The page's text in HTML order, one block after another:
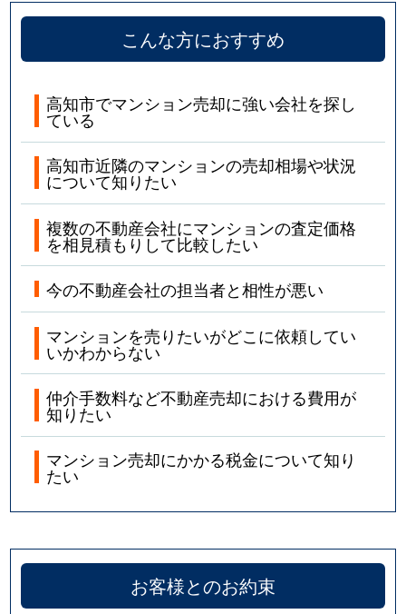
こんな方におすすめ
高知市でマンション売却に強い会社を探し
ている
高知市近隣のマンションの売却相場や状況
について知りたい
複数の不動産会社にマンションの査定価格
を相見積もりして比較したい
今の不動産会社の担当者と相性が悪い
マンションを売りたいがどこに依頼してい
いかわからない
仲介手数料など不動産売却における費用が
知りたい
マンション売却にかかる税金について知り
たい
お客様とのお約束